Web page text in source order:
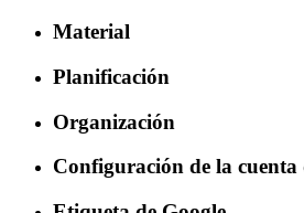
Material
Planificación
Organización
Configuración de la cuenta